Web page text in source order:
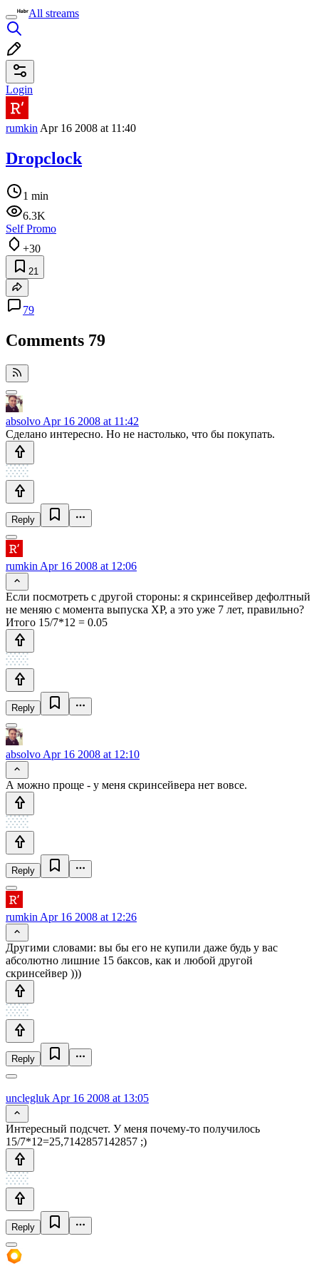
All streams
Login
rumkin Apr 16 2008 at 11:40
Dropclock
1 min
6.3K
Self Promo
+30
21
79
Comments 79
absolvo Apr 16 2008 at 11:42
Сделано интересно. Но не настолько, что бы покупать.
Reply
rumkin Apr 16 2008 at 12:06
Если посмотреть с другой стороны: я скринсейвер дефолтный
не меняю с момента выпуска XP, а это уже 7 лет, правильно?
Итого 15/7*12 = 0.05
Reply
absolvo Apr 16 2008 at 12:10
А можно проще - у меня скринсейвера нет вовсе.
Reply
rumkin Apr 16 2008 at 12:26
Другими словами: вы бы его не купили даже будь у вас
абсолютно лишние 15 баксов, как и любой другой
скринсейвер )))
Reply
unclegluk Apr 16 2008 at 13:05
Интересный подсчет. У меня почему-то получилось
15/7*12=25,7142857142857 ;)
Reply